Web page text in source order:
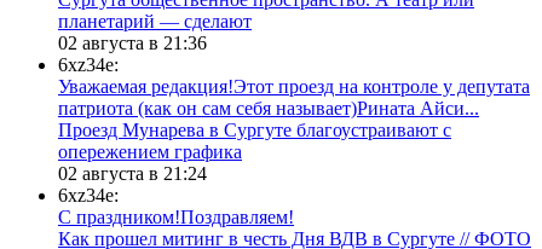
планетарий — сделают
02 августа в 21:36
6xz34e:
Уважаемая редакция!Этот проезд на контроле у депутата
патриота (как он сам себя называет)Рината Айси...
​Проезд Мунарева в Сургуте благоустраивают с
опережением графика
02 августа в 21:24
6xz34e:
С праздником!Поздравляем!
Как прошел митинг в честь Дня ВДВ в Сургуте // ФОТО